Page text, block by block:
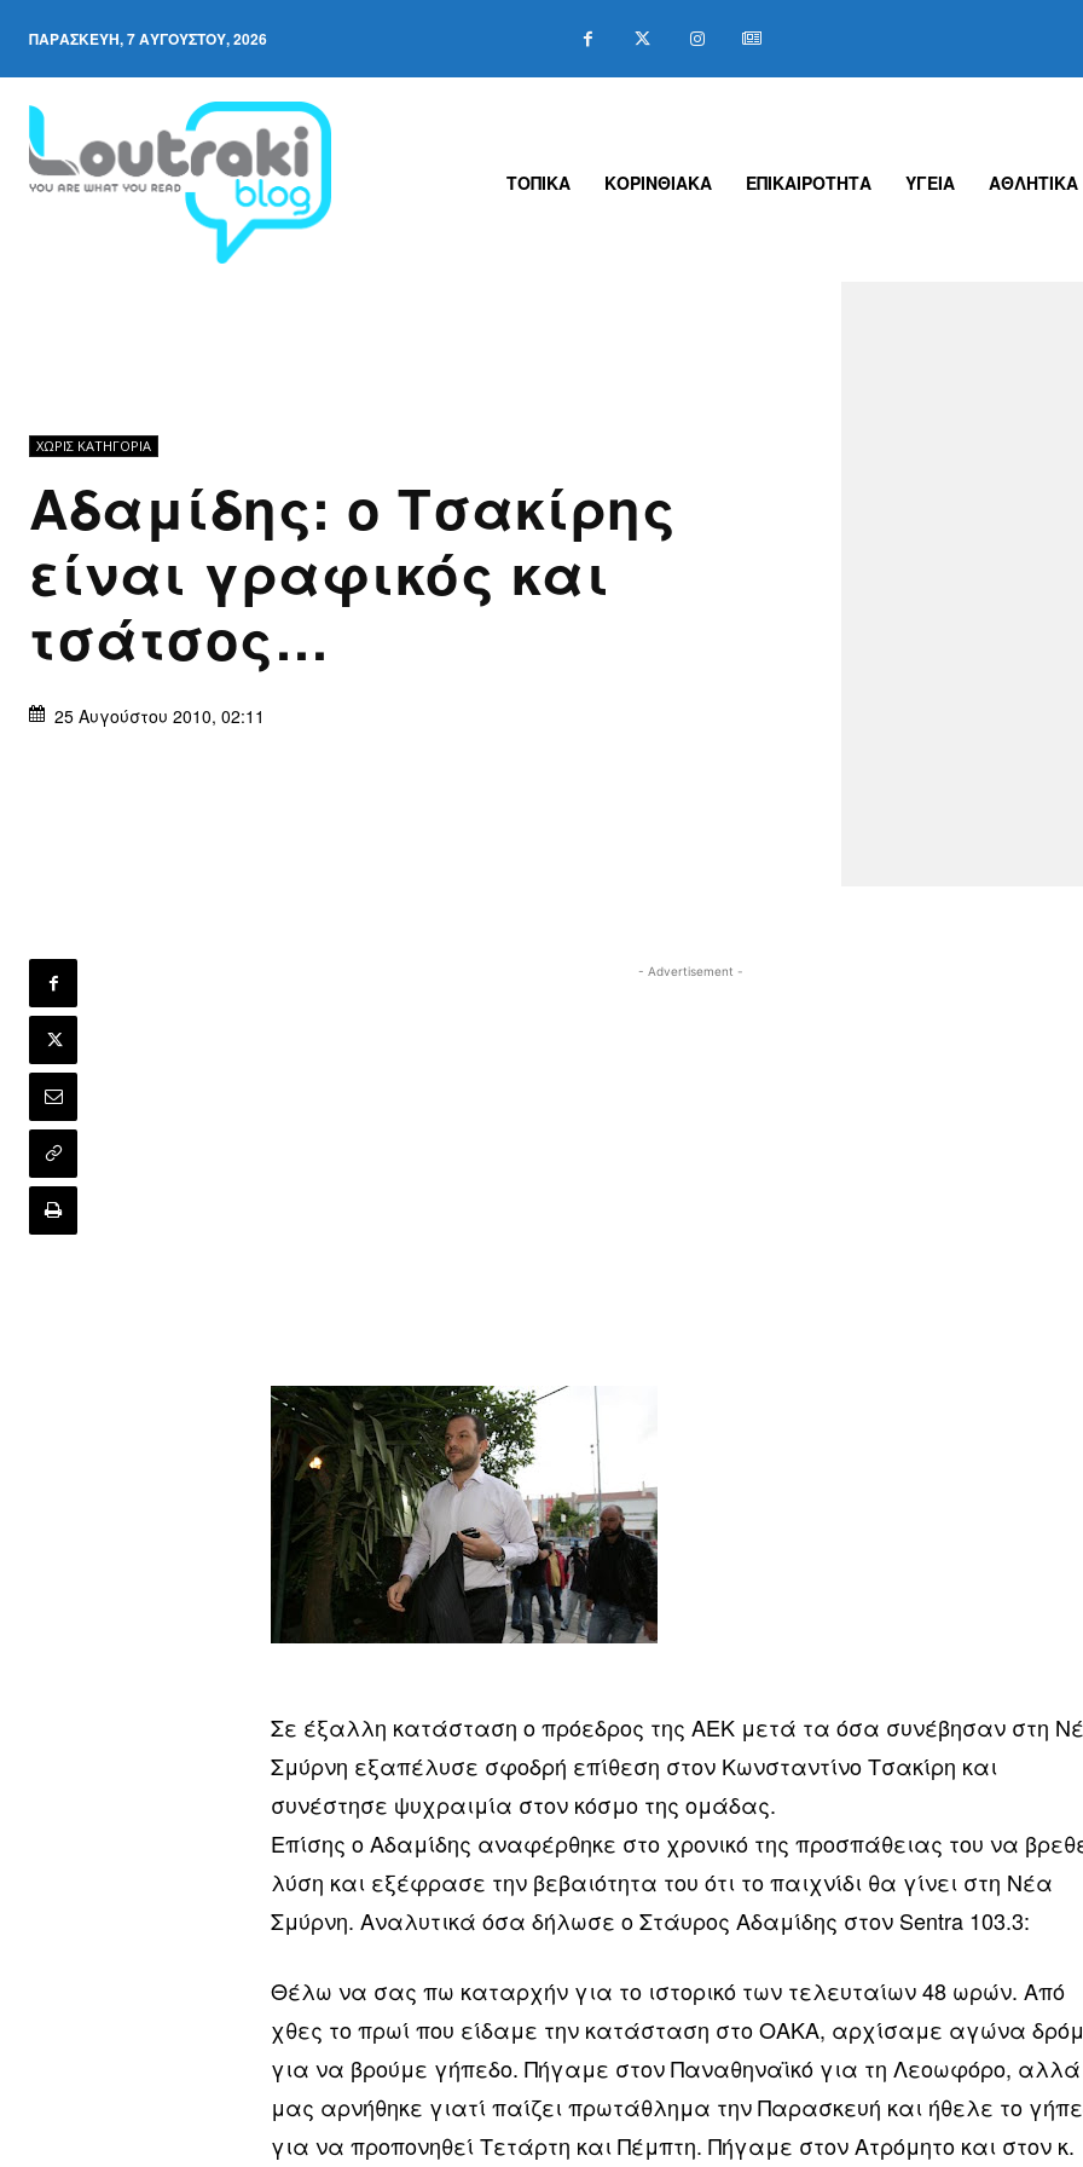
ΠΑΡΑΣΚΕΥΉ, 7 ΑΥΓΟΎΣΤΟΥ, 2026
ΤΟΠΙΚΑ ΚΟΡΙΝΘΙΑΚΑ ΕΠΙΚΑΙΡΟΤΗΤΑ ΥΓΕΙΑ ΑΘΛΗΤΙΚΑ
ΧΩΡΊΣ ΚΑΤΗΓΟΡΊΑ
Αδαμίδης: ο Τσακίρης
είναι γραφικός και
τσάτσος…
25 Αυγούστου 2010, 02:11
- Advertisement -
Σε έξαλλη κατάσταση ο πρόεδρος της ΑΕΚ μετά τα όσα συνέβησαν στη
Σμύρνη εξαπέλυσε σφοδρή επίθεση στον Κωνσταντίνο Τσακίρη και
συνέστησε ψυχραιμία στον κόσμο της ομάδας.
Επίσης ο Αδαμίδης αναφέρθηκε στο χρονικό της προσπάθειας του να
λύση και εξέφρασε την βεβαιότητα του ότι το παιχνίδι θα γίνει στη Νέα
Σμύρνη. Αναλυτικά όσα δήλωσε ο Στάυρος Αδαμίδης στον Sentra 103.3:
Θέλω να σας πω καταρχήν για το ιστορικό των τελευταίων 48 ωρών. Από
χθες το πρωί που είδαμε την κατάσταση στο ΟΑΚΑ, αρχίσαμε αγώνα
για να βρούμε γήπεδο. Πήγαμε στον Παναθηναϊκό για τη Λεοωφόρο, αλλά
μας αρνήθηκε γιατί παίζει πρωτάθλημα την Παρασκευή και ήθελε το
για να προπονηθεί Τετάρτη και Πέμπτη. Πήγαμε στον Ατρόμητο και στον κ.